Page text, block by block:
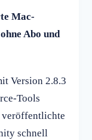
Mac-
Abo und
Version 2.8.3
Tools
veröffentlichte
schnell